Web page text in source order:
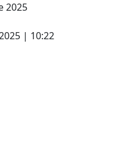
2025
| 10:22